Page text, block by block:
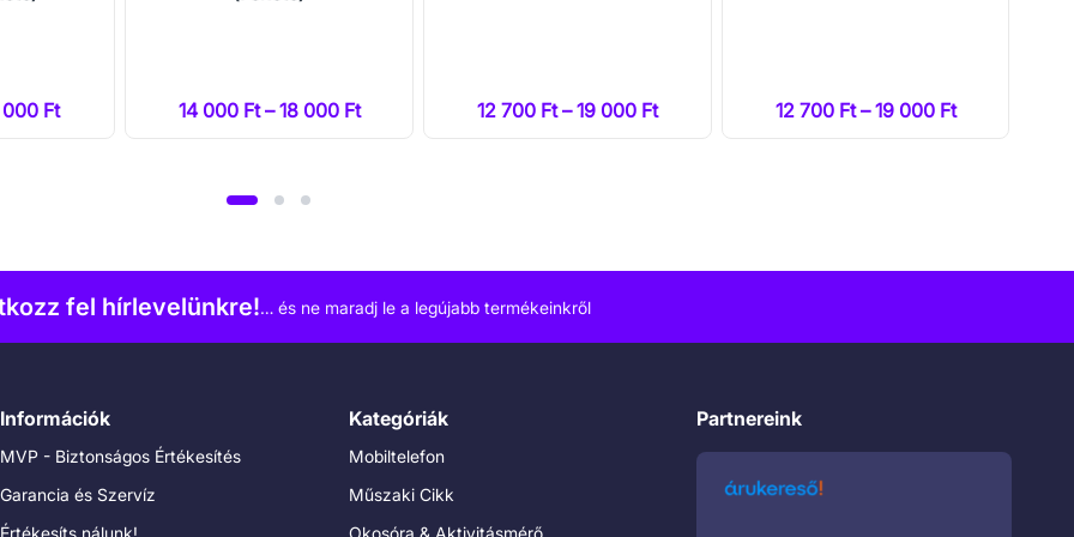
000 Ft 14 000 Ft – 18 000 Ft 12 700 Ft – 19 000 Ft 12 700 Ft – 19 000 Ft
fel hírlevelünkre!… és ne maradj le a legújabb termékeinkről
Információk
MVP - Biztonságos Értékesítés
Garancia és Szervíz
Értékesíts nálunk!
Kategóriák
Mobiltelefon
Műszaki Cikk
Okosóra & Aktivitásmérő
Partnereink